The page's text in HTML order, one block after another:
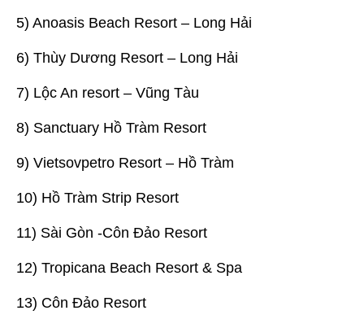
5) Anoasis Beach Resort – Long Hải
6) Thùy Dương Resort – Long Hải
7) Lộc An resort – Vũng Tàu
8) Sanctuary Hồ Tràm Resort
9) Vietsovpetro Resort – Hồ Tràm
10) Hồ Tràm Strip Resort
11) Sài Gòn -Côn Đảo Resort
12) Tropicana Beach Resort & Spa
13) Côn Đảo Resort